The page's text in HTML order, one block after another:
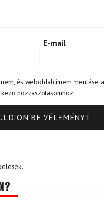
E-mail
és weboldalcímem mentése a
hozzászólásomhoz.